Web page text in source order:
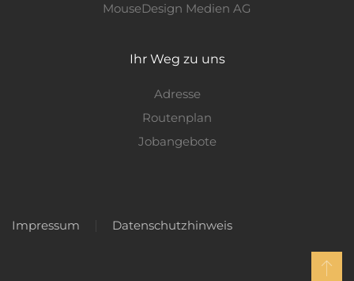
MouseDesign Medien AG
Ihr Weg zu uns
Adresse
Routenplan
Jobangebote
Impressum Datenschutzhinweis